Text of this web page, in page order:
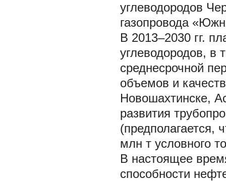
углеводородов
газопровода
В 2013–2030 гг.
углеводородов, в
среднесрочной
объемов и
Новошахтинске,
развития
(предполагается,
млн т условного
В настоящее
способности